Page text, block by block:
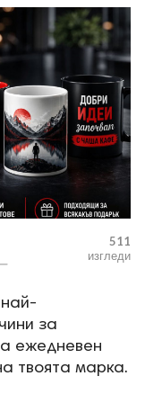
—
511
изгледи
за
ежедневен
твоята марка.